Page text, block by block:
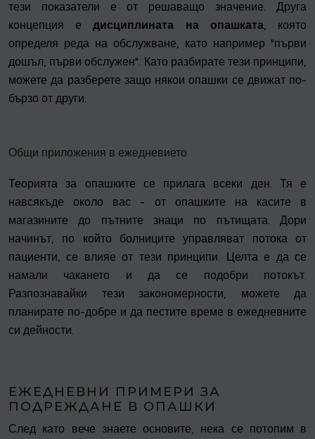
тези показатели е от решаващо значение. Друга
концепция едисциплината на опашката, която
определя реда на обслужване, като например "първи
дошъл, първи обслужен". Като разбирате тези принципи,
можете да разберете защо някои опашки се движат по-
бързо от други.
Общи приложения в ежедневието
Теорията за опашките се прилага всеки ден. Тя е
навсякъде около вас - от опашките на касите в
магазините до пътните знаци по пътищата. Дори
начинът, по който болниците управляват потока от
пациенти, се влияе от тези принципи. Целта е да се
намали чакането и да се подобри потокът.
Разпознавайки тези закономерности, можете да
планирате по-добре и да пестите време в ежедневните
си дейности.
ЕЖЕДНЕВНИ ПРИМЕРИ ЗА
ПОДРЕЖДАНЕ В ОПАШКИ
След като вече знаете основите, нека се потопим в